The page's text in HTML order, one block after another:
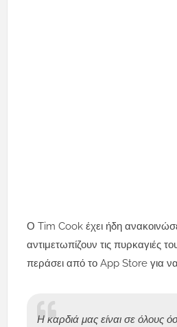
Ο Tim Cook έχει ήδη
αντιμετωπίζουν τις πυρκαγιές
περάσει από το App Store για
Η καρδιά μας είναι σε όλους